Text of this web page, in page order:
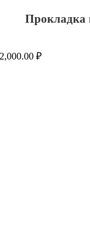
Прокладка
2,000.00₽